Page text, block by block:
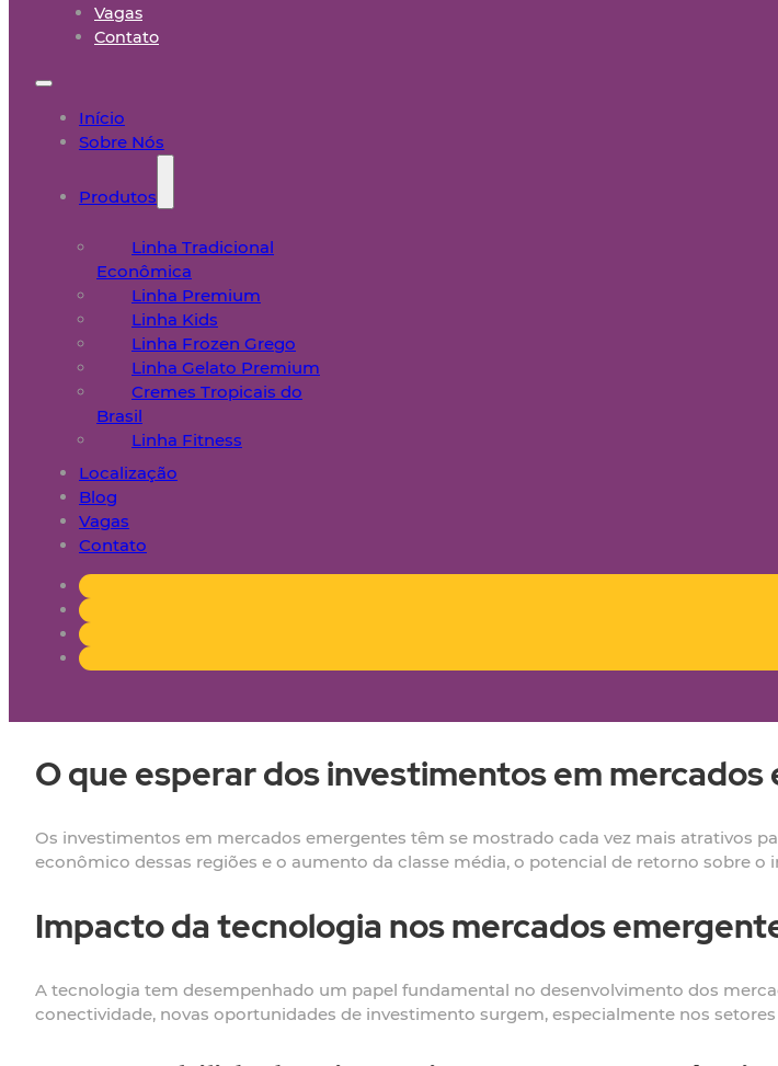
Vagas
Contato
Início
Sobre Nós
Produtos
Linha Tradicional
Econômica
Linha Premium
Linha Kids
Linha Frozen Grego
Linha Gelato Premium
Cremes Tropicais do
Brasil
Linha Fitness
Localização
Blog
Vagas
Contato
O que esperar dos investimentos em
Os investimentos em mercados emergentes têm se mostrado cada vez mais atrativos
econômico dessas regiões e o aumento da classe média, o potencial de retorno sobre
Impacto da tecnologia nos mercados
A tecnologia tem desempenhado um papel fundamental no desenvolvimento dos
conectividade, novas oportunidades de investimento surgem, especialmente nos